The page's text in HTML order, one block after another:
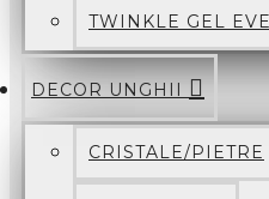
TWINKLE GEL
DECOR UNGHII
CRISTALE/PIETRE